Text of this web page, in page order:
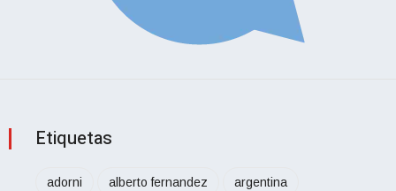
Etiquetas
adorni alberto fernandez argentina